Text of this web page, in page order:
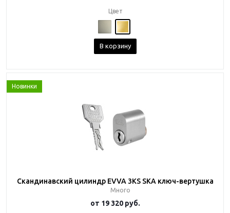
Цвет
В корзину
Новинки
Скандинавский цилиндр EVVA 3KS SKA ключ-вертушка
Много
от 19 320 руб.